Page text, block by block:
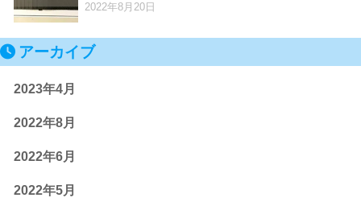
2022年8月20日
アーカイブ
2023年4月
2022年8月
2022年6月
2022年5月